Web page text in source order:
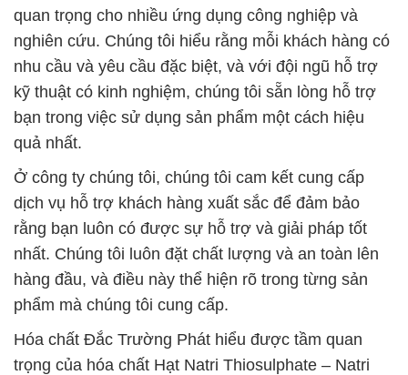
quan trọng cho nhiều ứng dụng công nghiệp và
nghiên cứu. Chúng tôi hiểu rằng mỗi khách hàng có
nhu cầu và yêu cầu đặc biệt, và với đội ngũ hỗ trợ
kỹ thuật có kinh nghiệm, chúng tôi sẵn lòng hỗ trợ
bạn trong việc sử dụng sản phẩm một cách hiệu
quả nhất.
Ở công ty chúng tôi, chúng tôi cam kết cung cấp
dịch vụ hỗ trợ khách hàng xuất sắc để đảm bảo
rằng bạn luôn có được sự hỗ trợ và giải pháp tốt
nhất. Chúng tôi luôn đặt chất lượng và an toàn lên
hàng đầu, và điều này thể hiện rõ trong từng sản
phẩm mà chúng tôi cung cấp.
Hóa chất Đắc Trường Phát hiểu được tầm quan
trọng của hóa chất Hạt Natri Thiosulphate – Natri